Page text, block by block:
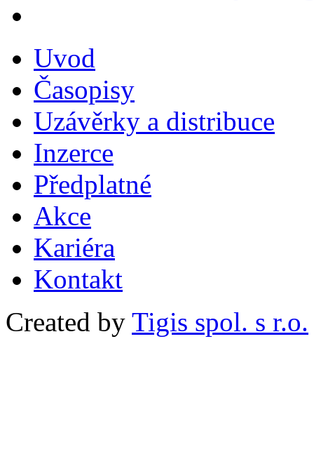
Uvod
Časopisy
Uzávěrky a distribuce
Inzerce
Předplatné
Akce
Kariéra
Kontakt
Created by Tigis spol. s r.o.